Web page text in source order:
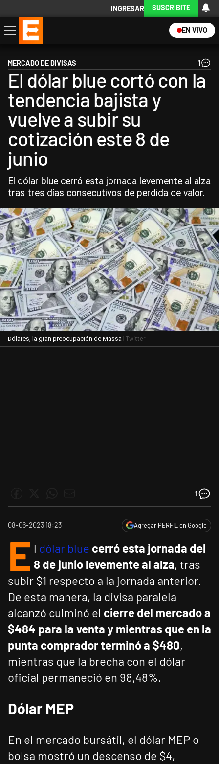
INGRESAR SUSCRIBITE
EN VIVO
Economía
Política
Internacional
Actualidad
Descargá la App
MERCADO DE DIVISAS 1
El dólar blue cortó con la
tendencia bajista y
vuelve a subir su
cotización este 8 de
junio
El dólar blue cerró esta jornada levemente al alza
tras tres días consecutivos de perdida de valor.
Dólares, la gran preocupación de Massa | Twitter
1
08-06-2023 18:23 Agregar PERFIL en Google
E l dólar blue cerró esta jornada del
8 de junio levemente al alza, tras
subir $1 respecto a la jornada anterior.
De esta manera, la divisa paralela
alcanzó culminó el cierre del mercado a
$484 para la venta y mientras que en la
punta comprador terminó a $480,
mientras que la brecha con el dólar
oficial permaneció en 98,48%.
Dólar MEP
En el mercado bursátil, el dólar MEP o
bolsa mostró un descenso de $4,